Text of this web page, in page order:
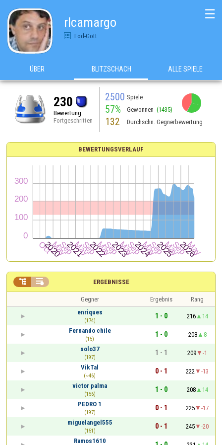
rlcamargo
Fod-Gott
☰
ÜBER BLITZSCHACH ALLE SPIELE
230
Bewertung
Fortgeschritten
2500 Spiele
57% Gewonnen (1435)
132 Durchschn. Gegnerbewertung
BEWERTUNGSVERLAUF
ERGEBNISSE
 
Gegner Ergebnis
Rang
enriques
(174)
1 - 0 216
14
Fernando chile
(15)
1 - 0 208
8
solo37
(197)
1 - 1 209
-1
VikTal
(~46)
0 - 1 222
-13
victor palma
(156)
1 - 0 208
14
PEDRO 1
(197)
0 - 1 225
-17
miguelangel555
(151)
0 - 1 245
-20
Ramos1610